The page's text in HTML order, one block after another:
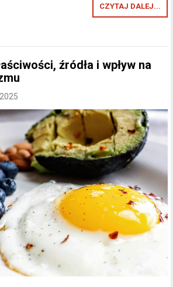
CZYTAJ DALEJ...
źródła i wpływ na